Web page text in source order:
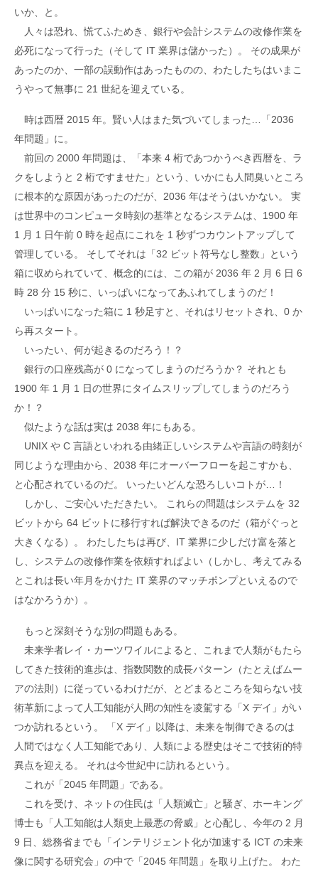
いか、と。
人々は恐れ、慌てふためき、銀行や会計システムの改修作業を
必死になって行った（そして IT 業界は儲かった）。 その成果が
あったのか、一部の誤動作はあったものの、わたしたちはいまこ
うやって無事に 21 世紀を迎えている。
時は西暦 2015 年。賢い人はまた気づいてしまった…「2036
年問題」に。
前回の 2000 年問題は、「本来 4 桁であつかうべき西暦を、ラ
クをしようと 2 桁ですませた」という、いかにも人間臭いところ
に根本的な原因があったのだが、2036 年はそうはいかない。 実
は世界中のコンピュータ時刻の基準となるシステムは、1900 年
1 月 1 日午前 0 時を起点にこれを 1 秒ずつカウントアップして
管理している。 そしてそれは「32 ビット符号なし整数」という
箱に収められていて、概念的には、この箱が 2036 年 2 月 6 日 6
時 28 分 15 秒に、いっぱいになってあふれてしまうのだ！
いっぱいになった箱に 1 秒足すと、それはリセットされ、0 か
ら再スタート。
いったい、何が起きるのだろう！？
銀行の口座残高が 0 になってしまうのだろうか？ それとも
1900 年 1 月 1 日の世界にタイムスリップしてしまうのだろう
か！？
似たような話は実は 2038 年にもある。
UNIX や C 言語といわれる由緒正しいシステムや言語の時刻が
同じような理由から、2038 年にオーバーフローを起こすかも、
と心配されているのだ。 いったいどんな恐ろしいコトが…！
しかし、ご安心いただきたい。 これらの問題はシステムを 32
ビットから 64 ビットに移行すれば解決できるのだ（箱がぐっと
大きくなる）。 わたしたちは再び、IT 業界に少しだけ富を落と
し、システムの改修作業を依頼すればよい（しかし、考えてみる
とこれは長い年月をかけた IT 業界のマッチポンプといえるので
はなかろうか）。
もっと深刻そうな別の問題もある。
未来学者レイ・カーツワイルによると、これまで人類がもたら
してきた技術的進歩は、指数関数的成長パターン（たとえばムー
アの法則）に従っているわけだが、とどまるところを知らない技
術革新によって人工知能が人間の知性を凌駕する「X デイ」がい
つか訪れるという。 「X デイ」以降は、未来を制御できるのは
人間ではなく人工知能であり、人類による歴史はそこで技術的特
異点を迎える。 それは今世紀中に訪れるという。
これが「2045 年問題」である。
これを受け、ネットの住民は「人類滅亡」と騒ぎ、ホーキング
博士も「人工知能は人類史上最悪の脅威」と心配し、今年の 2 月
9 日、総務省までも「インテリジェント化が加速する ICT の未来
像に関する研究会」の中で「2045 年問題」を取り上げた。 わた